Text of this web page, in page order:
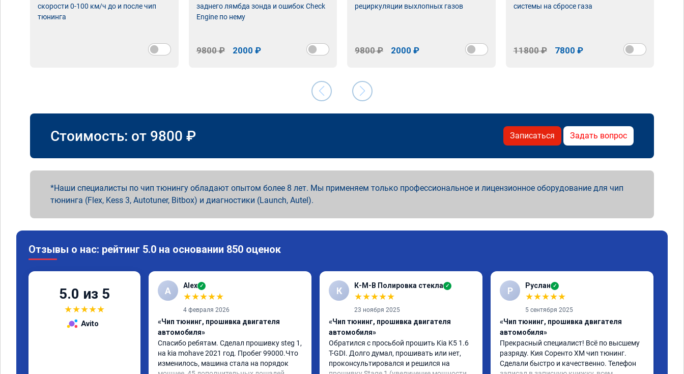
скорости 0-100 км/ч до и после чип
тюнинга
заднего лямбда зонда и ошибок Check
Engine по нему
9800 ₽ 2000 ₽
рециркуляции выхлопных газов
9800 ₽ 2000 ₽
системы на сбросе газа
11800 ₽ 7800 ₽
Стоимость: от 9800 ₽ Записаться Задать вопрос
Наши специалисты по чип тюнингу обладают опытом более 8 лет. Мы применяем только профессиональное и лицензионное оборудование для чип
тюнинга (Flex, Kess 3, Autotuner, Bitbox) и диагностики (Launch, Autel).
Отзывы о нас: рейтинг 5.0 на основании 850 оценок
5.0 из 5
★★★★★
Avito
A Alex ✓
★★★★★
4 февраля 2026
«Чип тюнинг, прошивка двигателя
автомобиля»
Спасибо ребятам. Сделал прошивку steg 1,
на kia mohave 2021 год. Пробег 99000.Что
изменилось, машина стала на порядок
К К-М-В Полировка стекла ✓
★★★★★
23 ноября 2025
«Чип тюнинг, прошивка двигателя
автомобиля»
Обратился с просьбой прошить Kia K5 1.6
T-GDI. Долго думал, прошивать или нет,
проконсультировался и решился на
Р Руслан ✓
★★★★★
5 сентября 2025
«Чип тюнинг, прошивка двигателя
автомобиля»
Прекрасный специалист! Всё по высшему
разряду. Кия Соренто XM чип тюнинг.
Сделали быстро и качественно. Телефон